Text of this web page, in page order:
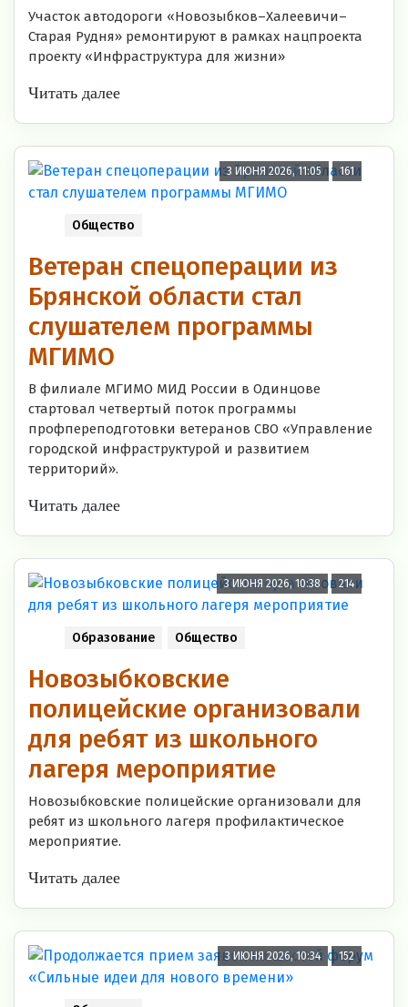
Участок автодороги «Новозыбков–Халеевичи–
Старая Рудня» ремонтируют в рамках нацпроекта
проекту «Инфраструктура для жизни»
Читать далее
3 ИЮНЯ 2026, 11:05 161
Общество
Ветеран спецоперации из
Брянской области стал
слушателем программы
МГИМО
В филиале МГИМО МИД России в Одинцове
стартовал четвертый поток программы
профпереподготовки ветеранов СВО «Управление
городской инфраструктурой и развитием
территорий».
Читать далее
3 ИЮНЯ 2026, 10:38 214
Образование Общество
Новозыбковские
полицейские организовали
для ребят из школьного
лагеря мероприятие
Новозыбковские полицейские организовали для
ребят из школьного лагеря профилактическое
мероприятие.
Читать далее
3 ИЮНЯ 2026, 10:34 152